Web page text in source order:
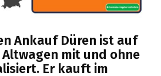
Ankauf Düren ist auf
mit und ohne
Er kauft im